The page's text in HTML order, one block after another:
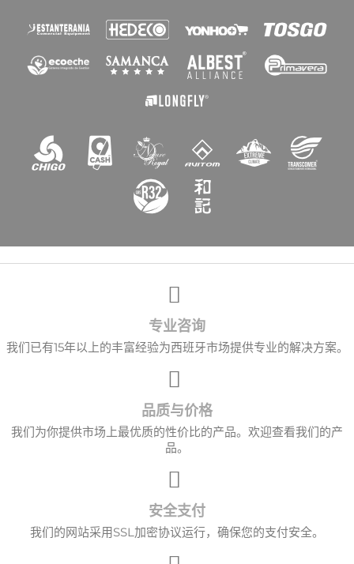
专业咨询
我们已有15年以上的丰富经验为西班牙市场提供专业的解决方案。
品质与价格
我们为你提供市场上最优质的性价比的产品。欢迎查看我们的产
品。
安全支付
我们的网站采用SSL加密协议运行，确保您的支付安全。
创建心愿单 ×